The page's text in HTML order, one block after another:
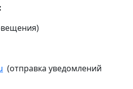
(отправка уведомлений